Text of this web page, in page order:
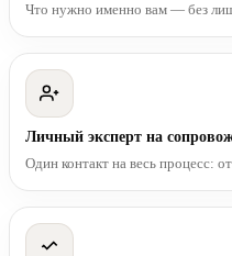
Что нужно именно вам — без
Личный эксперт на
Один контакт на весь процесс: